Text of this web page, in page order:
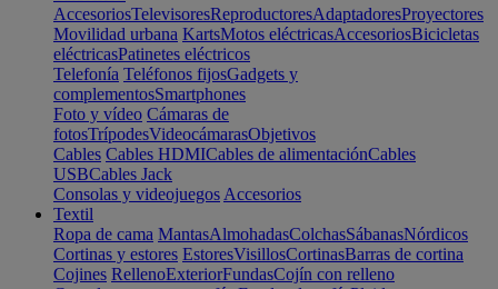
AccesoriosTelevisoresReproductoresAdaptadoresProyectores
Movilidad urbana KartsMotos eléctricasAccesoriosBicicletas
eléctricasPatinetes eléctricos
Telefonía Teléfonos fijosGadgets y
complementosSmartphones
Foto y vídeo Cámaras de
fotosTrípodesVideocámarasObjetivos
Cables Cables HDMICables de alimentaciónCables
USBCables Jack
Consolas y videojuegos Accesorios
Textil
Ropa de cama MantasAlmohadasColchasSábanasNórdicos
Cortinas y estores EstoresVisillosCortinasBarras de cortina
Cojines RellenoExteriorFundasCojín con relleno